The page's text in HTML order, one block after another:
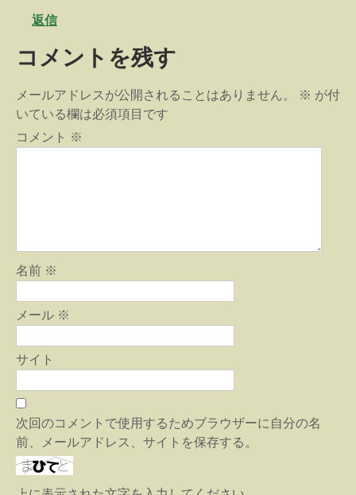
返信
コメントを残す
メールアドレスが公開されることはありません。 ※ が付
いている欄は必須項目です
コメント ※
名前 ※
メール ※
サイト
次回のコメントで使用するためブラウザーに自分の名
前、メールアドレス、サイトを保存する。